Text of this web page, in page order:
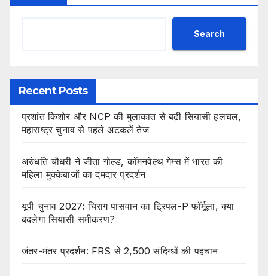
Search
Recent Posts
प्रशांत किशोर और NCP की मुलाकात से बढ़ी सियासी हलचल,
महाराष्ट्र चुनाव से पहले अटकलें तेज
अरुंधति चौधरी ने जीता गोल्ड, कॉमनवेल्थ गेम्स में भारत की
महिला मुक्केबाजों का दमदार प्रदर्शन
यूपी चुनाव 2027: चिराग पासवान का ट्रिपल-P फॉर्मूला, क्या
बदलेगा सियासी समीकरण?
जंतर-मंतर प्रदर्शन: FRS से 2,500 संदिग्धों की पहचान